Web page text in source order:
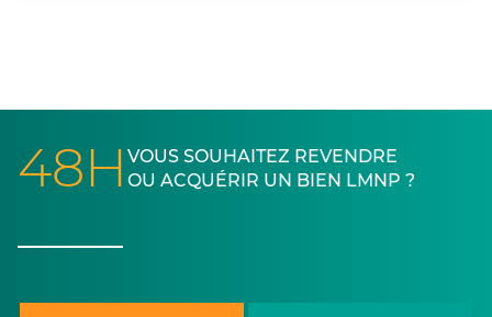
48H VOUS SOUHAITEZ REVENDRE
OU ACQUÉRIR UN BIEN LMNP ?